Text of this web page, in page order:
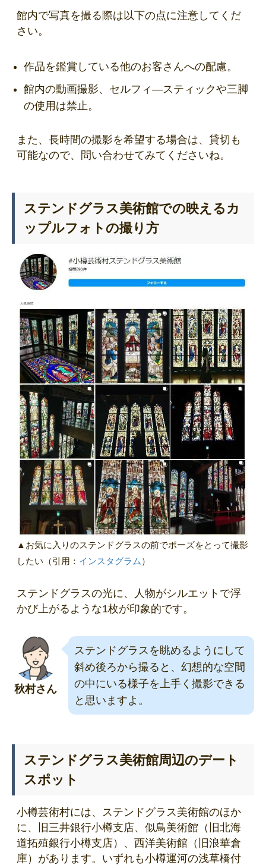
館内で写真を撮る際は以下の点に注意してくだ
さい。
作品を鑑賞している他のお客さんへの配慮。
館内の動画撮影、セルフィ―スティックや三脚
の使用は禁止。
また、長時間の撮影を希望する場合は、貸切も
可能なので、問い合わせてみてくださいね。
ステンドグラス美術館での映えるカ
ップルフォトの撮り方
▲お気に入りのステンドグラスの前でポーズをとって撮影
したい（引用： インスタグラム ）
ステンドグラスの光に、人物がシルエットで浮
かび上がるような1枚が印象的です。
秋村さん
ステンドグラスを眺めるようにして
斜め後ろから撮ると、幻想的な空間
の中にいる様子を上手く撮影できる
と思いますよ。
ステンドグラス美術館周辺のデート
スポット
小樽芸術村には、ステンドグラス美術館のほか
に、旧三井銀行小樽支店、似鳥美術館（旧北海
道拓殖銀行小樽支店）、西洋美術館（旧浪華倉
庫）があります。いずれも小樽運河の浅草橋付